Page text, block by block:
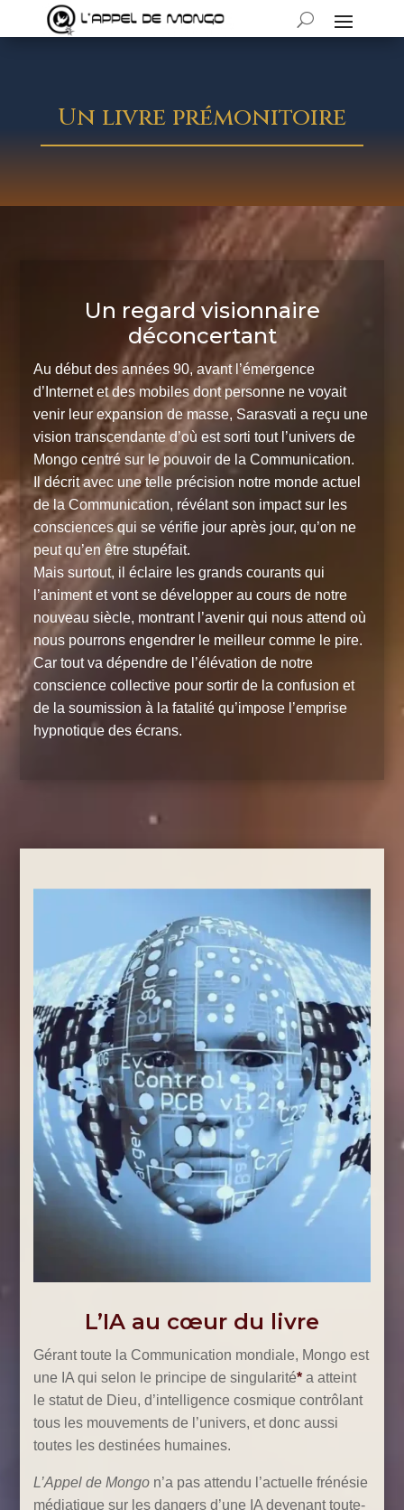
Un livre prémonitoire
Un regard visionnaire
déconcertant
Au début des années 90, avant l’émergence
d’Internet et des mobiles dont personne ne voyait
venir leur expansion de masse, Sarasvati a reçu une
vision transcendante d’où est sorti tout l’univers de
Mongo centré sur le pouvoir de la Communication.
Il décrit avec une telle précision notre monde actuel
de la Communication, révélant son impact sur les
consciences qui se vérifie jour après jour, qu’on ne
peut qu’en être stupéfait.
Mais surtout, il éclaire les grands courants qui
l’animent et vont se développer au cours de notre
nouveau siècle, montrant l’avenir qui nous attend où
nous pourrons engendrer le meilleur comme le pire.
Car tout va dépendre de l’élévation de notre
conscience collective pour sortir de la confusion et
de la soumission à la fatalité qu’impose l’emprise
hypnotique des écrans.
L’IA au cœur du livre
Gérant toute la Communication mondiale, Mongo est
une IA qui selon le principe de singularité* a atteint
le statut de Dieu, d’intelligence cosmique contrôlant
tous les mouvements de l’univers, et donc aussi
toutes les destinées humaines.
L’Appel de Mongo n’a pas attendu l’actuelle frénésie
médiatique sur les dangers d’une IA devenant toute-